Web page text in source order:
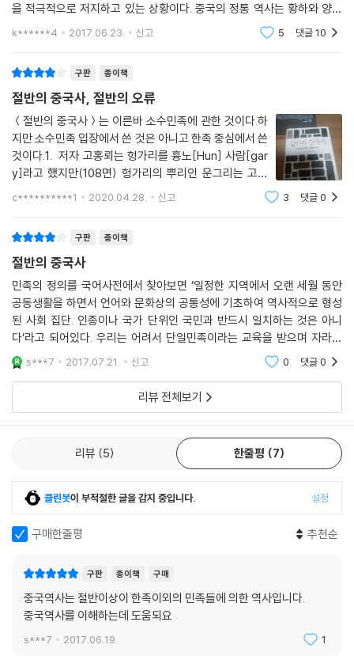
책에 등장하는 낯설고 생소한 민족들과 지도자들의 이야기는 중국 내에서
큰 반향을 일으켰다. 책의 내용을 기반으로 만들어진 영화 『묵돌』은 LA 세
인 장웨이(張煒), 중국의 대표적인 문화계 인사 펑지차이(馮驥才), 소설
가이자 전 시안과기대학 문과대학장 자핑와(賈平凹) 등의 찬사를 받았
다.
역사는 결코 객관적일 수 없다
중국의 소수민족에 대한 시각을 이해할 수 있는 책
상식이 시각에 영향을 미치곤 한다. 역사 분야에서 중국은 그 지리적 영역
안에 존재했던 모든 왕조와 민족의 역사를 ‘중국사’로 포함시키려는 경향
을 띄는데, 이는 ‘동북공정’을 포함한 ‘역사공정’의 기본 관점이다. 이 책 역
시 이러한 경향과 궤를 같이하고 있으며, 중국의 전국 당원 교육 연수코스
의 교재로 쓰인 것도 이와 연관이 있다고 볼 수 있겠다.
그러나 중국의 ‘역사공정’에 대해서는 주로 학계에서 논의가 이어지고 있
을 뿐이고, 중국 내에서 일반 독자들에게 읽히는 역사 교양서가 어떤 내용
을 담고 있는지 우리는 잘 알지 못한다. 따라서 이 책은 중국의 소수민족의
역사를 집대성해 소개하는 동시에, 이를 이야기하는 중국의 일반적인 시각
이 어떤지도 가늠하게 해줄 것이다.
옮긴이는 국내 독자들을 위해 단어나 서술에 객관성이 떨어지는 지점에 촘
학계와 국내 학계의 관련 연구 동향까지 소개하고자 많은 공을 들였다. 본
대로 된 역사 인식이 무엇인지’ 생각해볼 수 있을 것이다.
을 적극적으로 저지하고 있는 상황이다. 중국의 정통 역사는 황하와 양자
강의 사이의 중원을 차지했던 역사라 할 수 있다. 그러나 북방의 이민족에
k******4 2017.06.23. 신고 5 댓글10
구판 종이책
절반의 중국사, 절반의 오류
＜절반의 중국사＞는 이른바 소수민족에 관한 것이다.하
지만 소수민족 입장에서 쓴 것은 아니고 한족 중심에서 쓴
것이다.1. 저자 고홍뢰는 헝가리를 흉노[Hun] 사람[gar
y]라고 했지만(108면) 헝가리의 뿌리인 운그리는 고대
그리스어 운그로이 라틴화된 이름이다. 이는 10개 오구
c**********1 2020.04.28. 신고 3 댓글0
구판 종이책
절반의 중국사
민족의 정의를 국어사전에서 찾아보면 ‘일정한 지역에서 오랜 세월 동안
공동생활을 하면서 언어와 문화상의 공통성에 기초하여 역사적으로 형성
된 사회 집단. 인종이나 국가 단위인 국민과 반드시 일치하는 것은 아니
다’라고 되어있다. 우리는 어려서 단일민족이라는 교육을 받으며 자라왔
다. 적어도 우리 세대는 그렇게 교육을 받았었다. 그러나 우리도 ‘다문화 가
정’이라는 개념이
s***7 2017.07.21. 신고 0 댓글0
리뷰 전체보기
리뷰 5 한줄평 7
클린봇이 부적절한 글을 감지 중입니다. 설정
구매한줄평 추천순
구판 종이책 구매
중국역사는 절반이상이 한족이외의 민족들에 의한 역사입니다.
중국역사를 이해하는데 도움되요
s***7 2017.06.19. 1